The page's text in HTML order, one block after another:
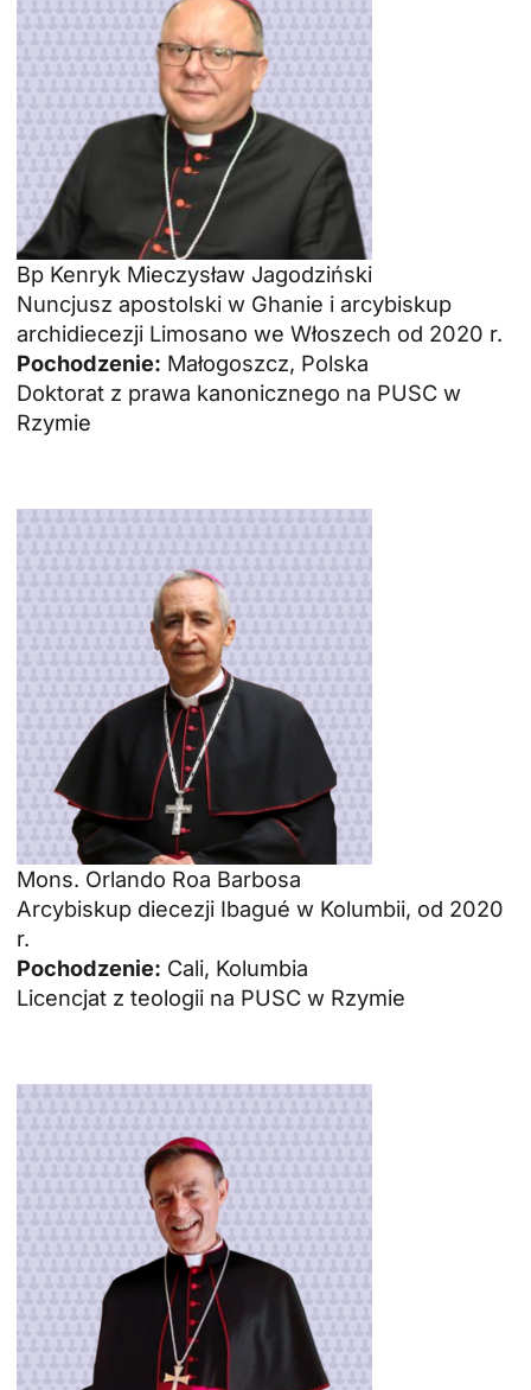
Bp Kenryk Mieczysław Jagodziński
Nuncjusz apostolski w Ghanie i arcybiskup
archidiecezji Limosano we Włoszech od 2020 r.
Pochodzenie: Małogoszcz, Polska
Doktorat z prawa kanonicznego na PUSC w
Rzymie
Mons. Orlando Roa Barbosa
Arcybiskup diecezji Ibagué w Kolumbii, od 2020
r.
Pochodzenie: Cali, Kolumbia
Licencjat z teologii na PUSC w Rzymie